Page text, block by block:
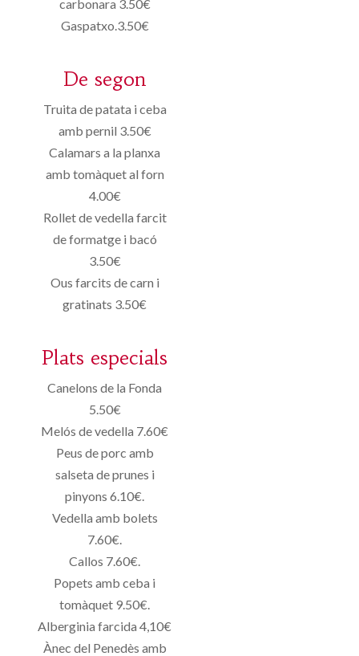
carbonara 3.50€
Gaspatxo.3.50€
De segon
Truita de patata i ceba
amb pernil 3.50€
Calamars a la planxa
amb tomàquet al forn
4.00€
Rollet de vedella farcit
de formatge i bacó
3.50€
Ous farcits de carn i
gratinats 3.50€
Plats especials
Canelons de la Fonda
5.50€
Melós de vedella 7.60€
Peus de porc amb
salseta de prunes i
pinyons 6.10€.
Vedella amb bolets
7.60€.
Callos 7.60€.
Popets amb ceba i
tomàquet 9.50€.
Alberginia farcida 4,10€
Ànec del Penedès amb